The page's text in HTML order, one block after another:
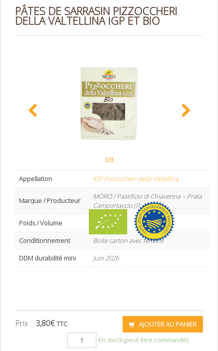
PÂTES DE SARRASIN PIZZOCCHERI
DELLA VALTELLINA IGP ET BIO
1/3
Appellation IGP Pizzoccheri della Valtellina
Marque / Producteur
MORO / Pastificio di Chiavenna – Prata
Camportaccio (IT / SO)
Poids / Volume
500 g
Conditionnement
Boite carton avec fenêtre
DDM durabilité mini
Juin 2026
Prix : 3,80€ TTC
AJOUTER AU PANIER
En stock (peut être commandé)